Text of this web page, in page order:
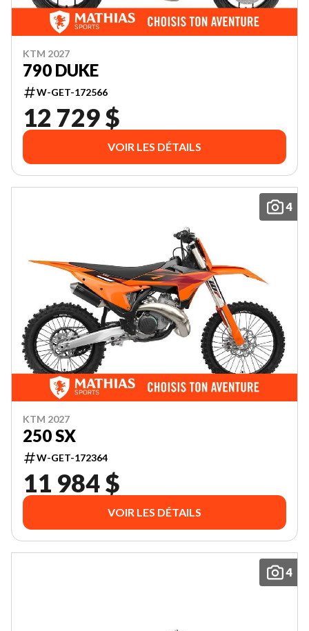
KTM 2027
790 DUKE
W-GET-172566
12 729 $
VOIR LES DÉTAILS
4
KTM 2027
250 SX
W-GET-172364
11 984 $
VOIR LES DÉTAILS
4